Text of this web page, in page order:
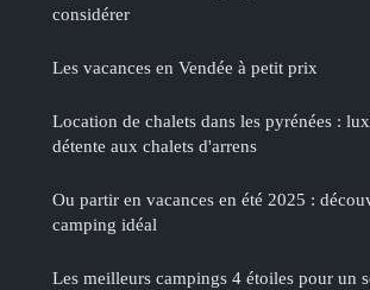
considérer
Les vacances en Vendée à petit prix
Location de chalets dans les pyrénées :
détente aux chalets d'arrens
Ou partir en vacances en été 2025 :
camping idéal
Les meilleurs campings 4 étoiles pour un